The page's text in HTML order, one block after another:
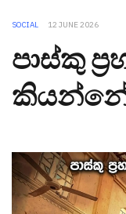
SOCIAL 12 JUNE 2026
පාස්කු
කියන්නේ